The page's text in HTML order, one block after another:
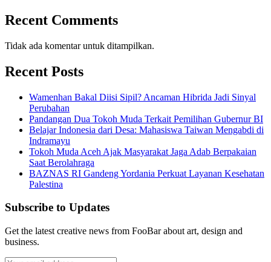
Recent Comments
Tidak ada komentar untuk ditampilkan.
Recent Posts
Wamenhan Bakal Diisi Sipil? Ancaman Hibrida Jadi Sinyal
Perubahan
Pandangan Dua Tokoh Muda Terkait Pemilihan Gubernur BI
Belajar Indonesia dari Desa: Mahasiswa Taiwan Mengabdi di
Indramayu
Tokoh Muda Aceh Ajak Masyarakat Jaga Adab Berpakaian
Saat Berolahraga
BAZNAS RI Gandeng Yordania Perkuat Layanan Kesehatan
Palestina
Subscribe to Updates
Get the latest creative news from FooBar about art, design and
business.